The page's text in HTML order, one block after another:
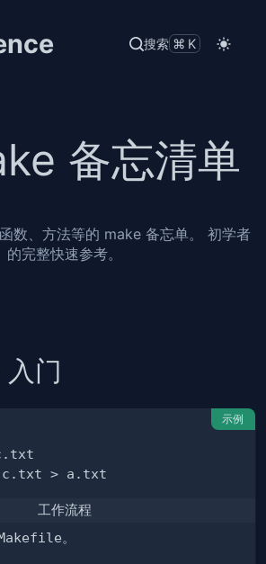
搜索 ⌘K
备忘清单
数、方法等的 make 备忘单。 初学者
的完整快速参考。
门
示例
工作流程
。